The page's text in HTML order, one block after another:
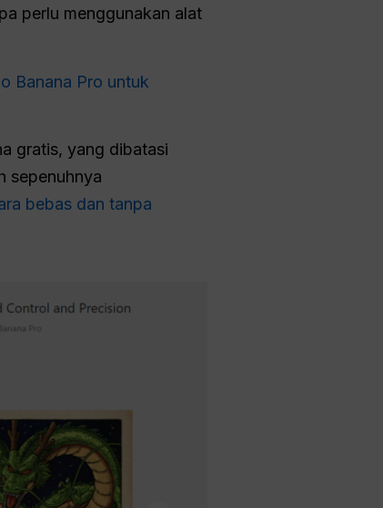
perlu menggunakan alat
Banana Pro untuk
gratis, yang dibatasi
sepenuhnya
bebas dan tanpa